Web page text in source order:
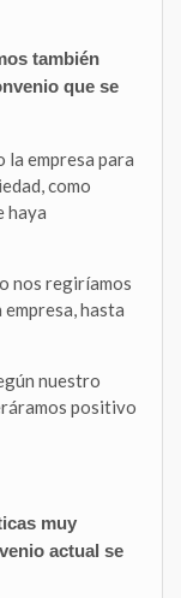
también
que se
la empresa para
como
haya
nos regiríamos
hasta
nuestro
positivo
muy
actual se